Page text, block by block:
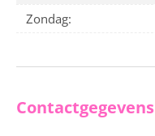
Zondag:
Contactgegevens